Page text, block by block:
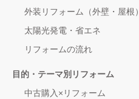
外装リフォーム（外壁・屋根）
太陽光発電・省エネ
リフォームの流れ
目的・テーマ別リフォーム
中古購入×リフォーム